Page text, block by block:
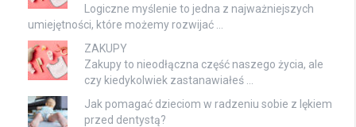
Logiczne myślenie to jedna z najważniejszych
umiejętności, które możemy rozwijać …
ZAKUPY
Zakupy to nieodłączna część naszego życia, ale
czy kiedykolwiek zastanawiałeś …
Jak pomagać dzieciom w radzeniu sobie z lękiem
przed dentystą?